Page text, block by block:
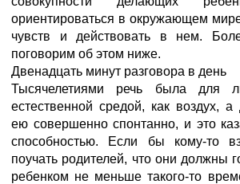
ориентироваться в окружающем
чувств и действовать в нем.
поговорим об этом ниже.
Двенадцать минут разговора в день
Тысячелетиями речь была для
естественной средой, как воздух, а
ею совершенно спонтанно, и это
способностью. Если бы кому-то
поучать родителей, что они должны
ребенком не меньше такого-то